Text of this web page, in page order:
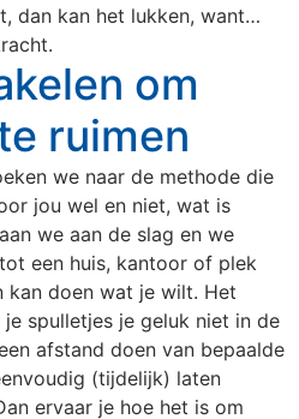
dan kan het lukken, want…
om
ruimen
we naar de methode die
jou wel en niet, wat is
we aan de slag en we
een huis, kantoor of plek
kan doen wat je wilt. Het
spulletjes je geluk niet in de
afstand doen van bepaalde
(tijdelijk) laten
ervaar je hoe het is om